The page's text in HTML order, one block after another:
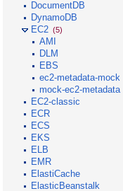
DocumentDB
DynamoDB
EC2 (5)
AMI
DLM
EBS
ec2-metadata-mock
mock-ec2-metadata
EC2-classic
ECR
ECS
EKS
ELB
EMR
ElastiCache
ElasticBeanstalk